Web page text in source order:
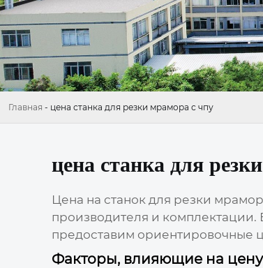
Главная - цена станка для резки мрамора с чпу
цена станка для
Цена на станок для резки
производителя и
предоставим ориентировочные
Факторы, влияющие на